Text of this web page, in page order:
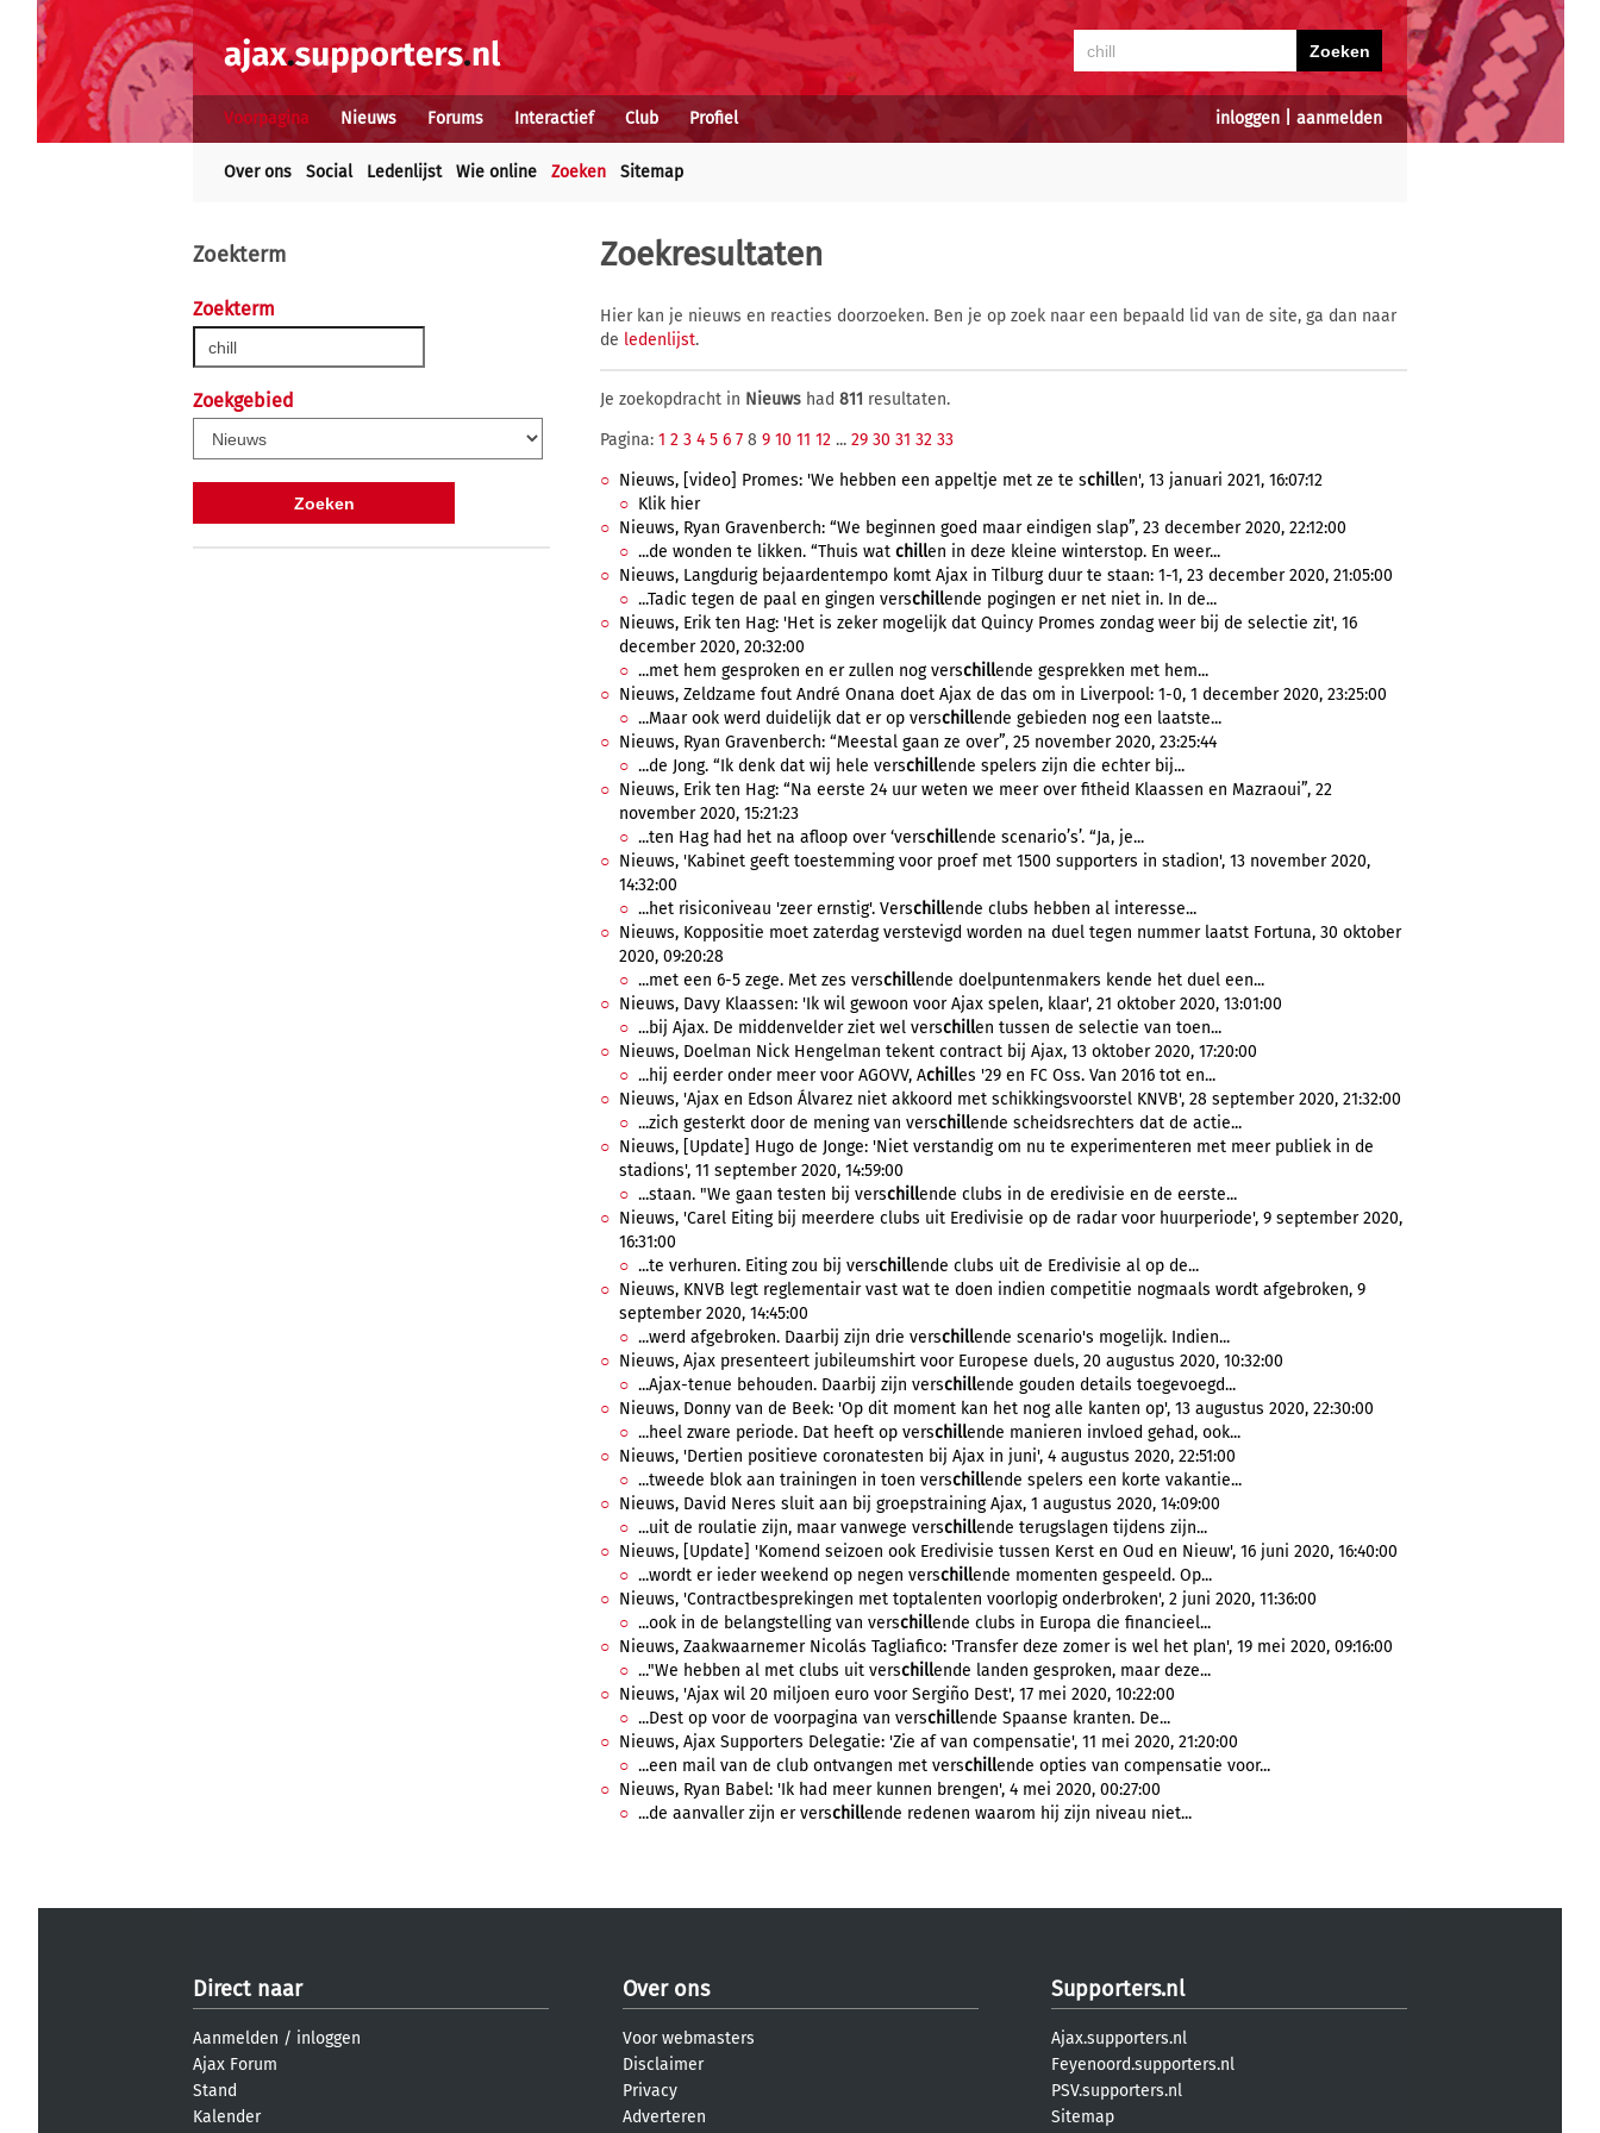
inloggen aanmelden
Voorpagina Nieuws Forums Interactief Club Profiel
Over ons Social Ledenlijst Wie online Zoeken Sitemap
Zoekterm
Zoekterm
Zoekgebied
Zoekresultaten
Hier kan je nieuws en reacties doorzoeken. Ben je op zoek naar een bepaald lid van de site, ga dan naar
de ledenlijst.
Je zoekopdracht in Nieuws had 811 resultaten.
Pagina: 1 2 3 4 5 6 7 8 9 10 11 12 ... 29 30 31 32 33
Nieuws, [video] Promes: 'We hebben een appeltje met ze te schillen', 13 januari 2021, 16:07:12
Klik hier
Nieuws, Ryan Gravenberch: “We beginnen goed maar eindigen slap”, 23 december 2020, 22:12:00
...de wonden te likken. “Thuis wat chillen in deze kleine winterstop. En weer...
Nieuws, Langdurig bejaardentempo komt Ajax in Tilburg duur te staan: 1-1, 23 december 2020, 21:05:00
...Tadic tegen de paal en gingen verschillende pogingen er net niet in. In de...
Nieuws, Erik ten Hag: 'Het is zeker mogelijk dat Quincy Promes zondag weer bij de selectie zit', 16
december 2020, 20:32:00
...met hem gesproken en er zullen nog verschillende gesprekken met hem...
Nieuws, Zeldzame fout André Onana doet Ajax de das om in Liverpool: 1-0, 1 december 2020, 23:25:00
...Maar ook werd duidelijk dat er op verschillende gebieden nog een laatste...
Nieuws, Ryan Gravenberch: “Meestal gaan ze over”, 25 november 2020, 23:25:44
...de Jong. “Ik denk dat wij hele verschillende spelers zijn die echter bij...
Nieuws, Erik ten Hag: “Na eerste 24 uur weten we meer over fitheid Klaassen en Mazraoui”, 22
november 2020, 15:21:23
...ten Hag had het na afloop over ‘verschillende scenario’s’. “Ja, je...
Nieuws, 'Kabinet geeft toestemming voor proef met 1500 supporters in stadion', 13 november 2020,
14:32:00
...het risiconiveau 'zeer ernstig'. Verschillende clubs hebben al interesse...
Nieuws, Koppositie moet zaterdag verstevigd worden na duel tegen nummer laatst Fortuna, 30 oktober
2020, 09:20:28
...met een 6-5 zege. Met zes verschillende doelpuntenmakers kende het duel een...
Nieuws, Davy Klaassen: 'Ik wil gewoon voor Ajax spelen, klaar', 21 oktober 2020, 13:01:00
...bij Ajax. De middenvelder ziet wel verschillen tussen de selectie van toen...
Nieuws, Doelman Nick Hengelman tekent contract bij Ajax, 13 oktober 2020, 17:20:00
...hij eerder onder meer voor AGOVV, Achilles '29 en FC Oss. Van 2016 tot en...
Nieuws, 'Ajax en Edson Álvarez niet akkoord met schikkingsvoorstel KNVB', 28 september 2020, 21:32:00
...zich gesterkt door de mening van verschillende scheidsrechters dat de actie...
Nieuws, [Update] Hugo de Jonge: 'Niet verstandig om nu te experimenteren met meer publiek in de
stadions', 11 september 2020, 14:59:00
...staan. "We gaan testen bij verschillende clubs in de eredivisie en de eerste...
Nieuws, 'Carel Eiting bij meerdere clubs uit Eredivisie op de radar voor huurperiode', 9 september 2020,
16:31:00
...te verhuren. Eiting zou bij verschillende clubs uit de Eredivisie al op de...
Nieuws, KNVB legt reglementair vast wat te doen indien competitie nogmaals wordt afgebroken, 9
september 2020, 14:45:00
...werd afgebroken. Daarbij zijn drie verschillende scenario's mogelijk. Indien...
Nieuws, Ajax presenteert jubileumshirt voor Europese duels, 20 augustus 2020, 10:32:00
...Ajax-tenue behouden. Daarbij zijn verschillende gouden details toegevoegd...
Nieuws, Donny van de Beek: 'Op dit moment kan het nog alle kanten op', 13 augustus 2020, 22:30:00
...heel zware periode. Dat heeft op verschillende manieren invloed gehad, ook...
Nieuws, 'Dertien positieve coronatesten bij Ajax in juni', 4 augustus 2020, 22:51:00
...tweede blok aan trainingen in toen verschillende spelers een korte vakantie...
Nieuws, David Neres sluit aan bij groepstraining Ajax, 1 augustus 2020, 14:09:00
...uit de roulatie zijn, maar vanwege verschillende terugslagen tijdens zijn...
Nieuws, [Update] 'Komend seizoen ook Eredivisie tussen Kerst en Oud en Nieuw', 16 juni 2020, 16:40:00
...wordt er ieder weekend op negen verschillende momenten gespeeld. Op...
Nieuws, 'Contractbesprekingen met toptalenten voorlopig onderbroken', 2 juni 2020, 11:36:00
...ook in de belangstelling van verschillende clubs in Europa die financieel...
Nieuws, Zaakwaarnemer Nicolás Tagliafico: 'Transfer deze zomer is wel het plan', 19 mei 2020, 09:16:00
..."We hebben al met clubs uit verschillende landen gesproken, maar deze...
Nieuws, 'Ajax wil 20 miljoen euro voor Sergiño Dest', 17 mei 2020, 10:22:00
...Dest op voor de voorpagina van verschillende Spaanse kranten. De...
Nieuws, Ajax Supporters Delegatie: 'Zie af van compensatie', 11 mei 2020, 21:20:00
...een mail van de club ontvangen met verschillende opties van compensatie voor...
Nieuws, Ryan Babel: 'Ik had meer kunnen brengen', 4 mei 2020, 00:27:00
...de aanvaller zijn er verschillende redenen waarom hij zijn niveau niet...
Direct naar
Aanmelden / inloggen
Ajax Forum
Stand
Kalender
Over ons
Voor webmasters
Disclaimer
Privacy
Adverteren
Supporters.nl
Ajax.supporters.nl
Feyenoord.supporters.nl
PSV.supporters.nl
Sitemap